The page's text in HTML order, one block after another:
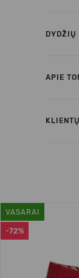
DYDŽIŲ
APIE
-72%
VASARAI